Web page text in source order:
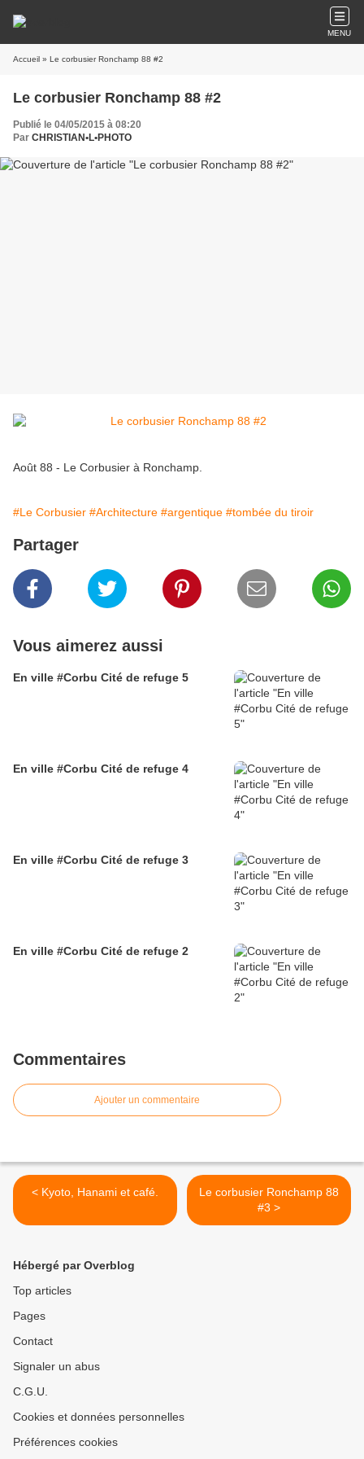
MENU
Accueil » Le corbusier Ronchamp 88 #2
Le corbusier Ronchamp 88 #2
Publié le 04/05/2015 à 08:20
Par CHRISTIAN•L•PHOTO
Août 88 - Le Corbusier à Ronchamp.
#Le Corbusier #Architecture #argentique #tombée du tiroir
Partager
Vous aimerez aussi
En ville #Corbu Cité de refuge 5
En ville #Corbu Cité de refuge 4
En ville #Corbu Cité de refuge 3
En ville #Corbu Cité de refuge 2
Commentaires
Ajouter un commentaire
< Kyoto, Hanami et café.
Le corbusier Ronchamp 88
#3 >
Hébergé par Overblog
Top articles
Pages
Contact
Signaler un abus
C.G.U.
Cookies et données personnelles
Préférences cookies